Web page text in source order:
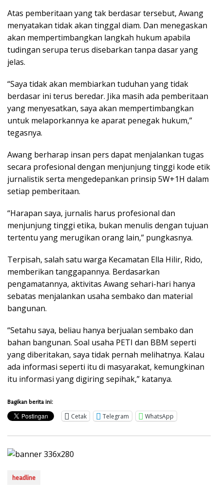
Atas pemberitaan yang tak berdasar tersebut, Awang
menyatakan tidak akan tinggal diam. Dan menegaskan
akan mempertimbangkan langkah hukum apabila
tudingan serupa terus disebarkan tanpa dasar yang
jelas.
“Saya tidak akan membiarkan tuduhan yang tidak
berdasar ini terus beredar. Jika masih ada pemberitaan
yang menyesatkan, saya akan mempertimbangkan
untuk melaporkannya ke aparat penegak hukum,”
tegasnya.
Awang berharap insan pers dapat menjalankan tugas
secara profesional dengan menjunjung tinggi kode etik
jurnalistik serta mengedepankan prinsip 5W+1H dalam
setiap pemberitaan.
“Harapan saya, jurnalis harus profesional dan
menjunjung tinggi etika, bukan menulis dengan tujuan
tertentu yang merugikan orang lain,” pungkasnya.
Terpisah, salah satu warga Kecamatan Ella Hilir, Rido,
memberikan tanggapannya. Berdasarkan
pengamatannya, aktivitas Awang sehari-hari hanya
sebatas menjalankan usaha sembako dan material
bangunan.
“Setahu saya, beliau hanya berjualan sembako dan
bahan bangunan. Soal usaha PETI dan BBM seperti
yang diberitakan, saya tidak pernah melihatnya. Kalau
ada informasi seperti itu di masyarakat, kemungkinan
itu informasi yang digiring sepihak,” katanya.
Bagikan berita ini:
Cetak Telegram WhatsApp
headline